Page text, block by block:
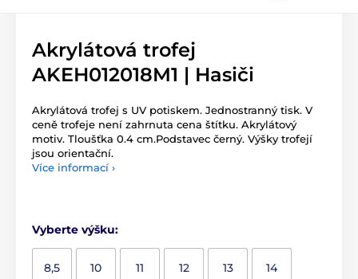
Akrylátová trofej
AKEH012018M1 | Hasiči
Akrylátová trofej s UV potiskem. Jednostranný tisk. V
ceně trofeje není zahrnuta cena štítku. Akrylátový
motiv. Tloušťka 0.4 cm.Podstavec černý. Výšky trofejí
jsou orientační.
Více informací ›
Vyberte výšku:
8,5 10 11 12 13 14